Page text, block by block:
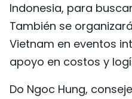
Indonesia, para
También se
Vietnam en eventos
apoyo en costos y
Do Ngoc Hung,